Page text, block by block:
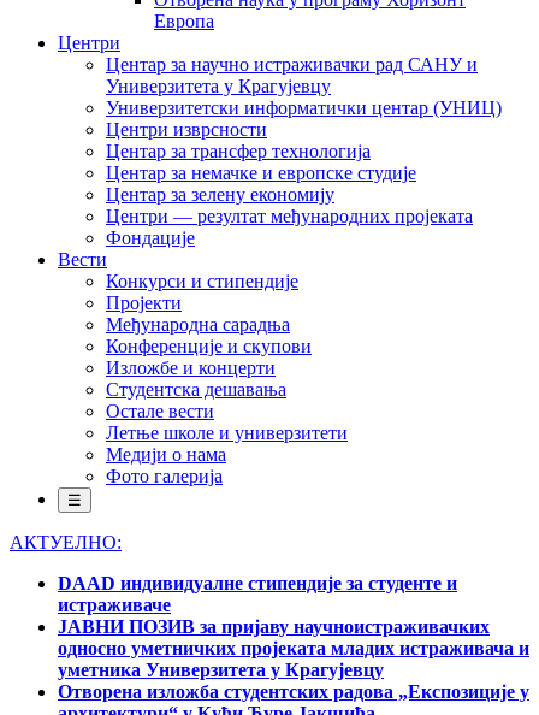
Европа
Центри
Центар за научно истраживачки рад САНУ и
Универзитета у Крагујевцу
Универзитетски информатички центар (УНИЦ)
Центри изврсности
Центар за трансфер технологија
Центар за немачке и европске студије
Центар за зелену економију
Центри — резултат међународних пројеката
Фондације
Вести
Конкурси и стипендије
Пројекти
Међународна сарадња
Конференције и скупови
Изложбе и концерти
Студентска дешавања
Остале вести
Летње школе и универзитети
Медији о нама
Фото галерија
☰
АКТУЕЛНО:
DAAD индивидуалне стипендије за студенте и
истраживаче
ЈАВНИ ПОЗИВ за пријаву научноистраживачких
односно уметничких пројеката младих истраживача и
уметника Универзитета у Крагујевцу
Отворена изложба студентских радова „Експозиције у